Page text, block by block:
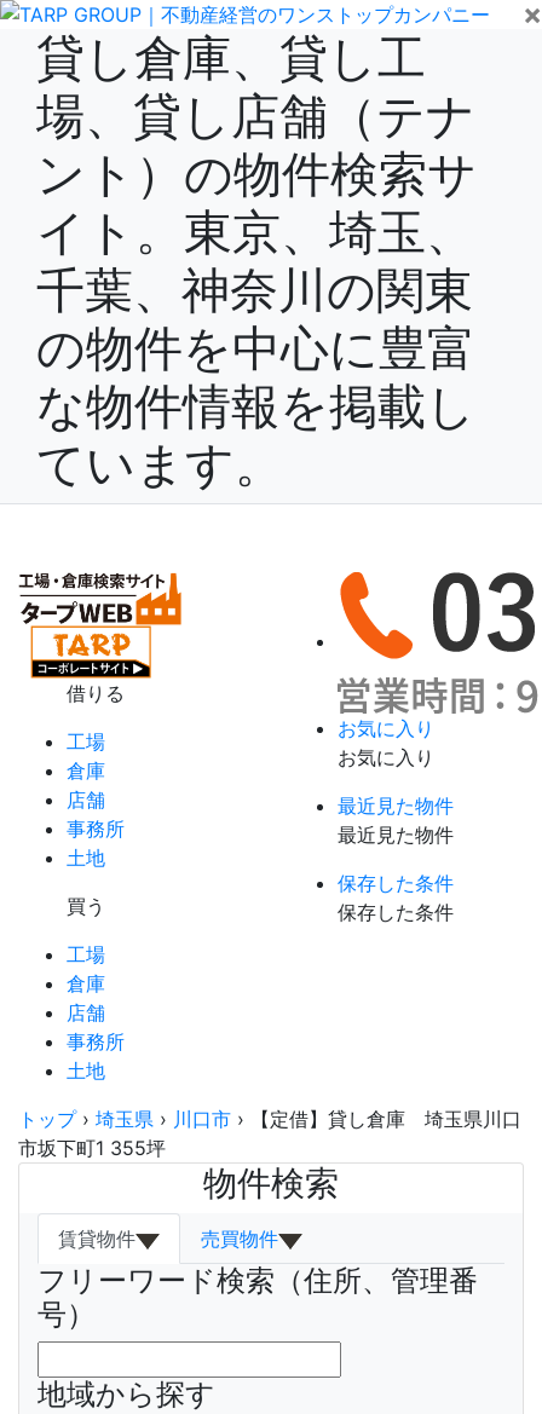
×
貸し倉庫、貸し工
場、貸し店舗（テナ
ント）の物件検索サ
イト。東京、埼玉、
千葉、神奈川の関東
の物件を中心に豊富
な物件情報を掲載し
ています。
借りる
工場
倉庫
店舗
事務所
土地
買う
工場
倉庫
店舗
事務所
土地
お気に入り
お気に入り
最近見た物件
最近見た物件
保存した条件
保存した条件
トップ› 埼玉県 › 川口市 ›
【定借】貸し倉庫 埼玉県川口
市坂下町1 355坪
物件検索
賃貸物件 売買物件
フリーワード検索（住所、管理番
号）
地域から探す